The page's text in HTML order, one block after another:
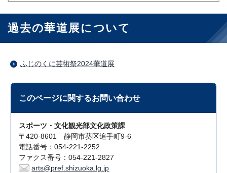
過去の華道展について
ふじのくに芸術祭2024華道展
このページに関するお問い合わせ
スポーツ・文化観光部文化政策課
〒420-8601 静岡市葵区追手町9-6
電話番号：054-221-2252
ファクス番号：054-221-2827
arts@pref.shizuoka.lg.jp